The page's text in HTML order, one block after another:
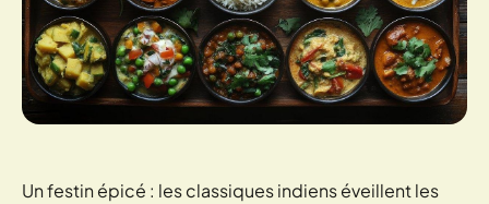
Un festin épicé : les classiques indiens éveillent les